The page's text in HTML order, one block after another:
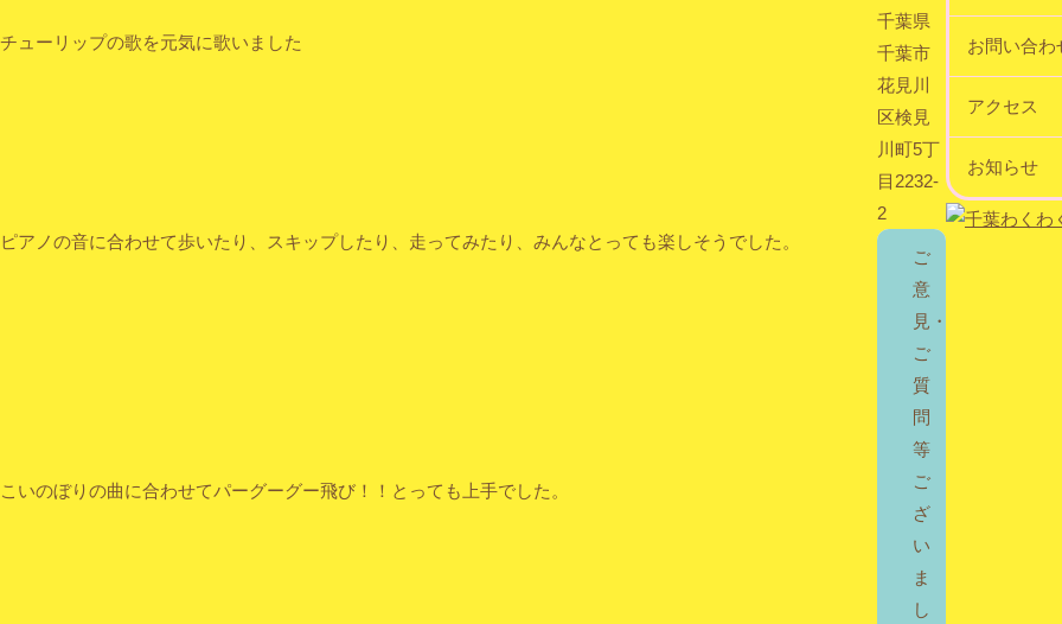
チューリップの歌を元気に歌いました
ピアノの音に合わせて歩いたり、スキップしたり、走ってみたり、みんなとっても楽しそうでした。
こいのぼりの曲に合わせてパーグーグー飛び！！とっても上手でした。
お問い合わ
アクセス
お知らせ
千葉県
千葉市
花見川
区検見
川町5丁
目2232-
2
ご
意
見・
ご
質
問
等
ご
ざ
い
ま
し